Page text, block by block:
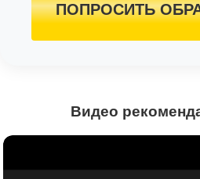
ПОПРОСИТЬ
Видео